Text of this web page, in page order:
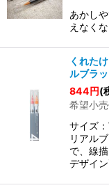
あかし
えなく
くれた
ルブラ
844円(
希望小
サイズ
リアル
で、線
デザイ